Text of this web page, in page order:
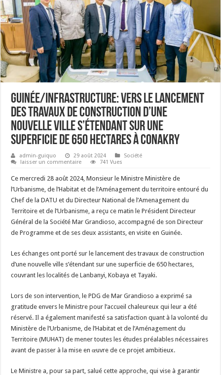
Guinée/Infrastructure: Vers le lancement
des travaux de construction d’une
nouvelle ville s’étendant sur une
superficie de 650 hectares à Conakry
admin-guiquo 29 août 2024
Société
laisser un commentaire
741 Vues
Ce mercredi 28 août 2024, Monsieur le Ministre Ministère de
l’Urbanisme, de l’Habitat et de l’Aménagement du territoire entouré du
Chef de la DATU et du Directeur National de l’Amenagement du
Territoire et de l’Urbanisme, a reçu ce matin le Président Directeur
Général de la Société Mar Grandioso, accompagné de son Directeur
de Programme et de ses deux assistants, en visite en Guinée.
Les échanges ont porté sur le lancement des travaux de construction
d’une nouvelle ville s’étendant sur une superficie de 650 hectares,
couvrant les localités de Lanbanyi, Kobaya et Tayaki.
Lors de son intervention, le PDG de Mar Grandioso a exprimé sa
gratitude envers le Ministre pour l’accueil chaleureux qui leur a été
réservé. Il a également manifesté sa satisfaction quant à la volonté du
Ministère de l’Urbanisme, de l’Habitat et de l’Aménagement du
Territoire (MUHAT) de mener toutes les études préalables nécessaires
avant de passer à la mise en œuvre de ce projet ambitieux.
Le Ministre a, pour sa part, salué cette approche, qui vise à garantir